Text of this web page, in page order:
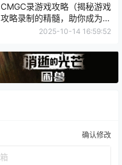
CMGC录游戏攻略（揭秘游戏
攻略录制的精髓，助你成为顶
级玩家）
2025-10-14 16:59:52
确认修改